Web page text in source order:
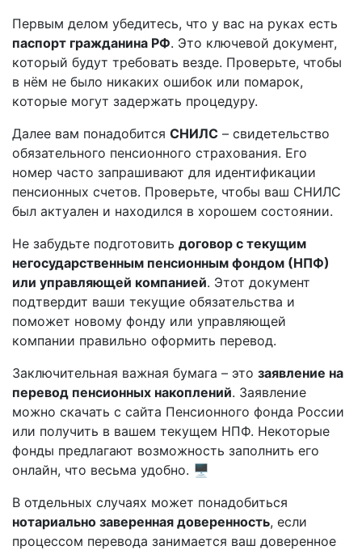
Первым делом убедитесь, что у вас на руках есть
паспорт гражданина РФ. Это ключевой документ,
который будут требовать везде. Проверьте, чтобы
в нём не было никаких ошибок или помарок,
которые могут задержать процедуру.
Далее вам понадобится СНИЛС – свидетельство
обязательного пенсионного страхования. Его
номер часто запрашивают для идентификации
пенсионных счетов. Проверьте, чтобы ваш СНИЛС
был актуален и находился в хорошем состоянии.
Не забудьте подготовить договор с текущим
негосударственным пенсионным фондом (НПФ)
или управляющей компанией. Этот документ
подтвердит ваши текущие обязательства и
поможет новому фонду или управляющей
компании правильно оформить перевод.
Заключительная важная бумага – это заявление на
перевод пенсионных накоплений. Заявление
можно скачать с сайта Пенсионного фонда России
или получить в вашем текущем НПФ. Некоторые
фонды предлагают возможность заполнить его
онлайн, что весьма удобно. 🖥️
В отдельных случаях может понадобиться
нотариально заверенная доверенность, если
процессом перевода занимается ваш доверенное